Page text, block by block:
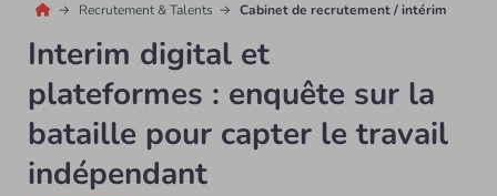
Recrutement & Talents Cabinet de recrutement / intérim
Interim digital et
plateformes : enquête sur la
bataille pour capter le travail
indépendant